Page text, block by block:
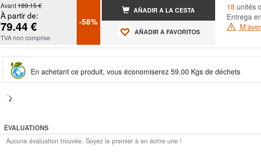
Avant189.15 €
À partir de:
79.44 €
TVA non comprise
-58%
AÑADIR A LA CESTA
AÑADIR A FAVORITOS
18 unités
Entrega
En achetant ce produit, vous économiserez 59.00 Kgs de déchets
ÉVALUATIONS
Aucune évaluation trouvée. Soyez le premier à en écrire une !